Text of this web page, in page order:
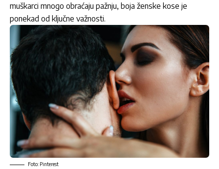
muškarci mnogo obraćaju pažnju, boja ženske kose je
ponekad od ključne važnosti.
Foto: Pinterest